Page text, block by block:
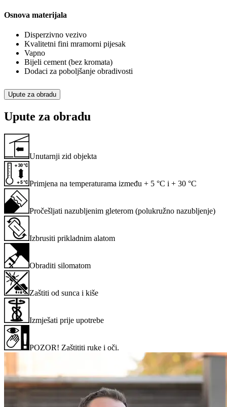
Osnova materijala
Disperzivno vezivo
Kvalitetni fini mramorni pijesak
Vapno
Bijeli cement (bez kromata)
Dodaci za poboljšanje obradivosti
Upute za obradu
Upute za obradu
Unutarnji zid objekta
Primjena na temperaturama između + 5 °C i + 30 °C
Pročešljati nazubljenim gleterom (polukružno nazubljenje)
Izbrusiti prikladnim alatom
Obraditi silomatom
Zaštiti od sunca i kiše
Izmješati prije upotrebe
POZOR! Zaštititi ruke i oči.